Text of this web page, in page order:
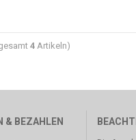
4 Artikeln)
& BEZAHLEN